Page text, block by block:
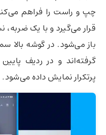
چپ و راست را فراهم
قرار می‌گیرد و با یک
باز می‌شود. در گوشه بالا
گرفته‌اند و در ردیف
پرتکرار نمایش داده می‌شود.